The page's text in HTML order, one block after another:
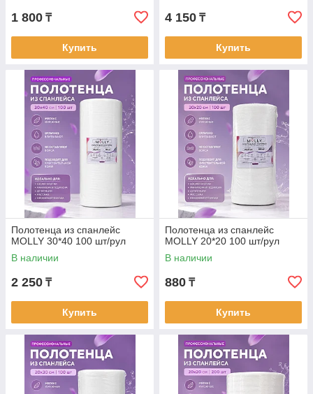
1 800 ₸
Купить
4 150 ₸
Купить
Полотенца из спанлейс
MOLLY 30*40 100 шт/рул
В наличии
2 250 ₸
Купить
Полотенца из спанлейс
MOLLY 20*20 100 шт/рул
В наличии
880 ₸
Купить